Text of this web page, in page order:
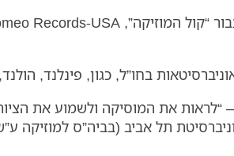
בחו”ל, כגון, פינלנד, הולנד,
“לראות את המוסיקה ולשמוע את
תל אביב (בביה”ס